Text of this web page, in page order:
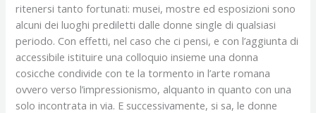
ritenersi tanto fortunati: musei, mostre ed esposizioni sono
alcuni dei luoghi prediletti dalle donne single di qualsiasi
periodo. Con effetti, nel caso che ci pensi, e con l’aggiunta di
accessibile istituire una colloquio insieme una donna
cosicche condivide con te la tormento in l’arte romana
ovvero verso l’impressionismo, alquanto in quanto con una
solo incontrata in via. E successivamente, si sa, le donne